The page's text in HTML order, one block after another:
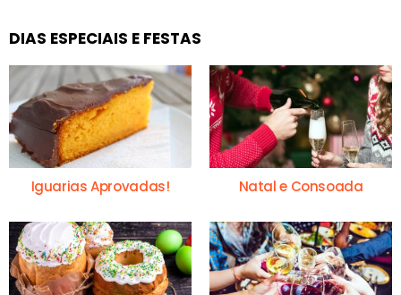
DIAS ESPECIAIS E FESTAS
Iguarias Aprovadas! Natal e Consoada